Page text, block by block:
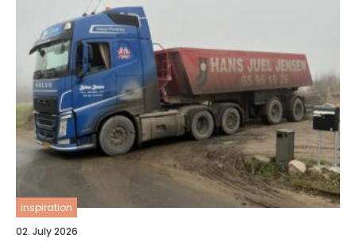
inspiration
02. July 2026